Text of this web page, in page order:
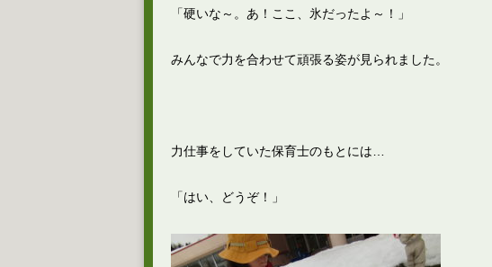
「硬いな～。あ！ここ、氷だったよ～！」
みんなで力を合わせて頑張る姿が見られました。
力仕事をしていた保育士のもとには…
「はい、どうぞ！」